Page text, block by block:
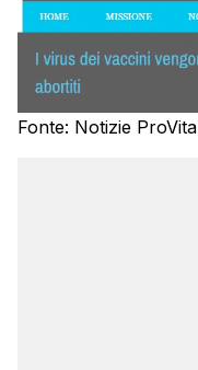
Fonte: Notizie ProVita